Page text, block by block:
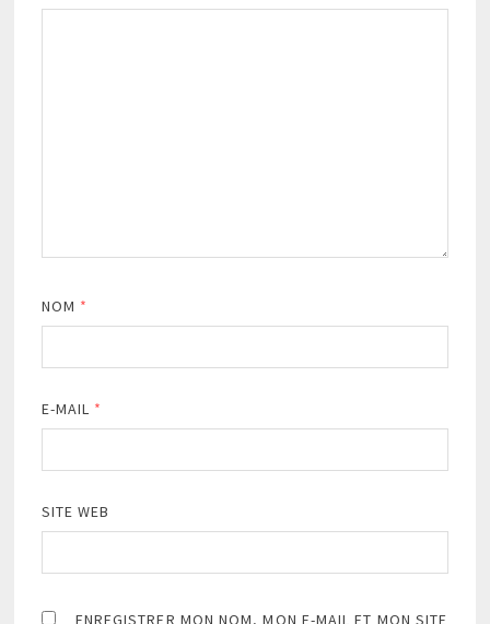
NOM *
E-MAIL *
SITE WEB
ENREGISTRER MON NOM, MON E-MAIL ET MON SITE